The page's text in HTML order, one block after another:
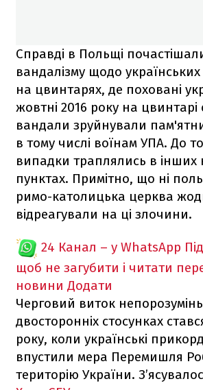
Справді в Польщі
вандалізму щодо українських
на цвинтарях, де поховані
жовтні 2016 року на цвинтарі
вандали зруйнували
в тому числі воїнам УПА. До
випадки траплялись в інших
пунктах. Примітно, що ні
римо-католицька церква
відреагували на ці злочини.
24 Канал – у WhatsApp
щоб не загубити і читати
новини Додати
Черговий виток
двосторонніх стосунках
року, коли українські
впустили мера Перемишля
територію України.